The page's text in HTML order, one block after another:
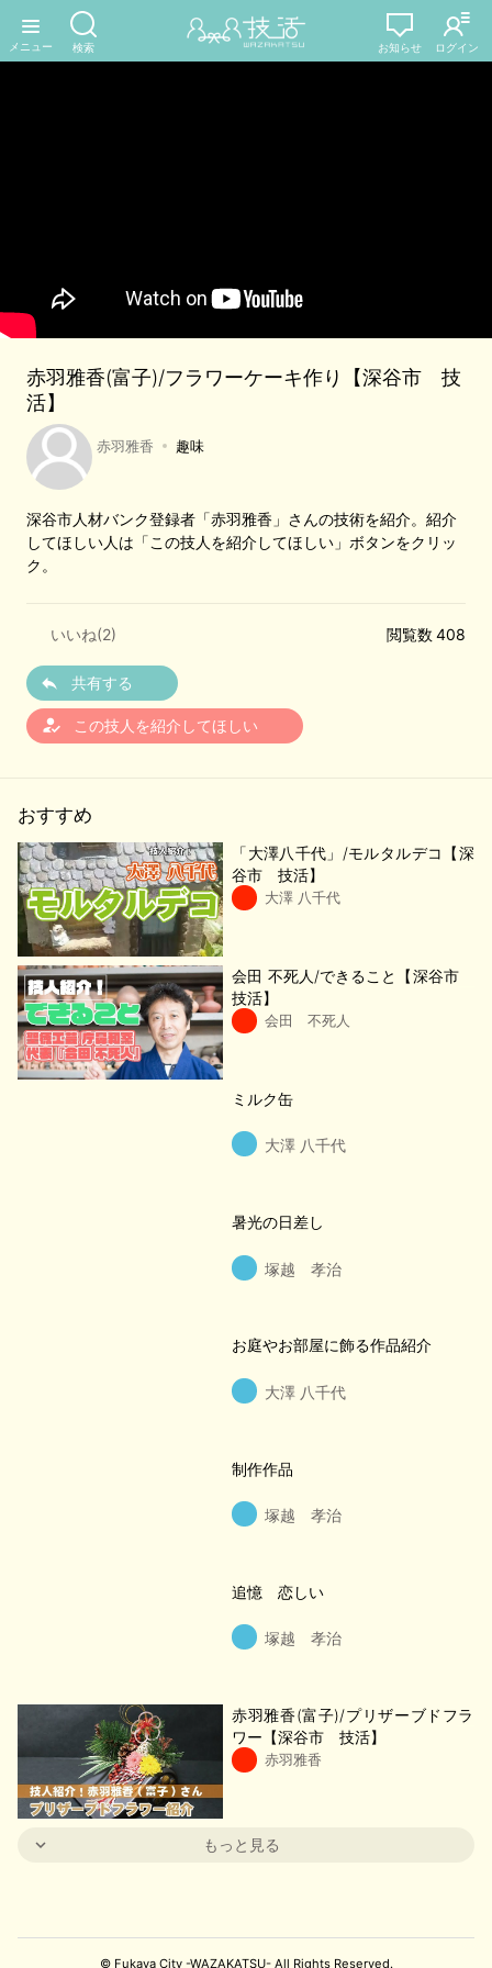
赤羽雅香(富子)/フラワーケーキ作り【深谷市 技
活】
赤羽雅香 趣味
深谷市人材バンク登録者「赤羽雅香」さんの技術を紹介。紹介
してほしい人は「この技人を紹介してほしい」ボタンをクリッ
ク。
いいね(2) 閲覧数 408
共有する
how_to_reg この技人を紹介してほしい
おすすめ
「大澤八千代」/モルタルデコ【深
谷市 技活】
大澤 八千代
会田 不死人/できること【深谷市
技活】
会田 不死人
ミルク缶
大澤 八千代
暑光の日差し
塚越 孝治
お庭やお部屋に飾る作品紹介
大澤 八千代
制作作品
塚越 孝治
追憶 恋しい
塚越 孝治
赤羽雅香(富子)/プリザーブドフラ
ワー【深谷市 技活】
赤羽雅香
もっと見る
© Fukaya City -WAZAKATSU- All Rights Reserved.